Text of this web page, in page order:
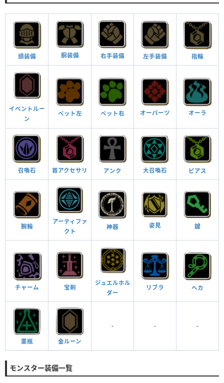
頭装備 胴装備 右手装備 左手装備 指輪
イベントルー
ン
ペット左 ペット右 オーパーツ オーラ
召喚石 首アクセサリ アンク 大召喚石 ピアス
腕輪
アーティファ
クト
神器 姿見 鍵
チャーム 宝剣
ジュエルホル
ダー
リブラ ヘカ
薬瓶 金ルーン
- - -
モンスター装備一覧